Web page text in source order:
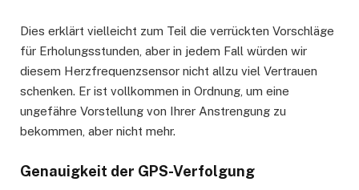
Dies erklärt vielleicht zum Teil die verrückten Vorschläge
für Erholungsstunden, aber in jedem Fall würden wir
diesem Herzfrequenzsensor nicht allzu viel Vertrauen
schenken. Er ist vollkommen in Ordnung, um eine
ungefähre Vorstellung von Ihrer Anstrengung zu
bekommen, aber nicht mehr.
Genauigkeit der GPS-Verfolgung